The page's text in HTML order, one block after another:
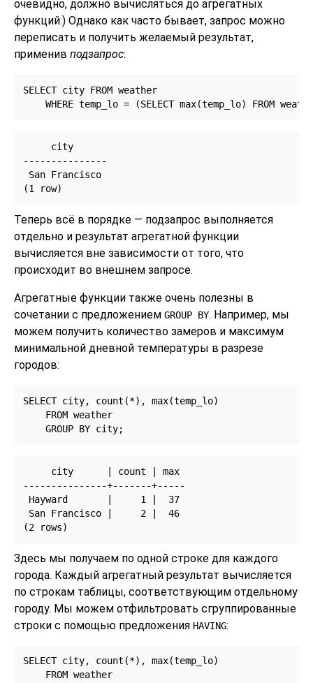
очевидно, должно вычисляться до агрегатных
функций.) Однако как часто бывает, запрос можно
переписать и получить желаемый результат,
применив подзапрос:
SELECT city FROM weather
WHERE temp_lo = (SELECT max(temp_lo) FROM
     city
---------------
San Francisco
Теперь всё в порядке — подзапрос выполняется
отдельно и результат агрегатной функции
вычисляется вне зависимости от того, что
происходит во внешнем запросе.
Агрегатные функции также очень полезны в
сочетании с предложением GROUP BY. Например, мы
можем получить количество замеров и максимум
минимальной дневной температуры в разрезе
городов:
SELECT city, count(*), max(temp_lo)
    FROM weather
    GROUP BY city;
     city      | count | max
---------------+-------+-----
Hayward       |     1 |  37
San Francisco |     2 |  46
Здесь мы получаем по одной строке для каждого
города. Каждый агрегатный результат вычисляется
по строкам таблицы, соответствующим отдельному
городу. Мы можем отфильтровать сгруппированные
строки с помощью предложения HAVING:
SELECT city, count(*), max(temp_lo)
    FROM weather